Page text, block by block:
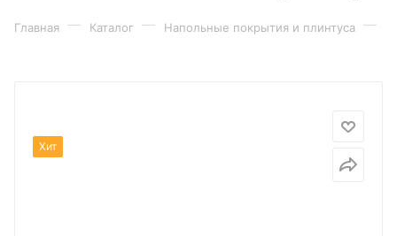
Главная — Каталог — Напольные покрытия и плинтуса —
Хит